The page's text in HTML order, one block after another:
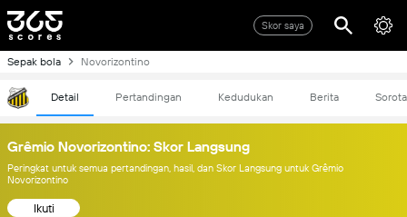
Skor saya
Sepak bola Novorizontino
Detail Pertandingan Kedudukan Berita
Grêmio Novorizontino: Skor Langsung
Peringkat untuk semua pertandingan, hasil, dan Skor Langsung untuk Grêmio
Novorizontino
Ikuti